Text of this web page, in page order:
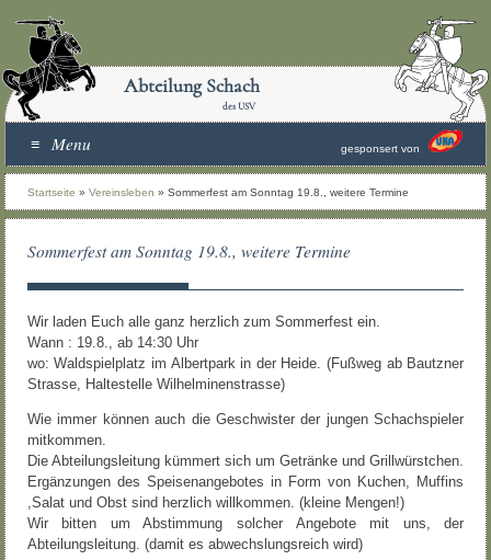
Abteilung Schach
des USV
gesponsert von
Menu
Startseite » Vereinsleben » Sommerfest am Sonntag 19.8., weitere Termine
Sommerfest am Sonntag 19.8., weitere Termine
Wir laden Euch alle ganz herzlich zum Sommerfest ein.
Wann : 19.8., ab 14:30 Uhr
wo: Waldspielplatz im Albertparkin der Heide. (Fußweg ab Bautzner
Strasse, Haltestelle Wilhelminenstrasse)
Wie immer können auch die Geschwister der jungen Schachspieler
mitkommen.
Die Abteilungsleitung kümmert sich um Getränke und Grillwürstchen.
Ergänzungen des Speisenangebotes in Form von Kuchen, Muffins
,Salat und Obst sind herzlich willkommen. (kleine Mengen!)
Wir bitten um Abstimmung solcher Angebote mit uns, der
Abteilungsleitung. (damit es abwechslungsreich wird)